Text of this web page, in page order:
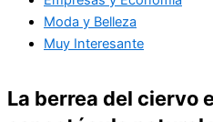
Moda y Belleza
Muy Interesante
La berrea del ciervo